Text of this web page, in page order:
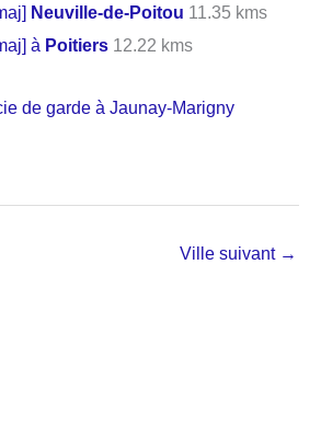
Neuville-de-Poitou 11.35 kms
à Poitiers 12.22 kms
de garde à Jaunay-Marigny
Ville suivant →